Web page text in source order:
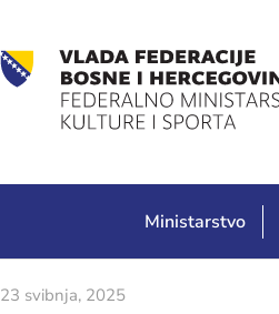
Ministarstvo
23 svibnja, 2025